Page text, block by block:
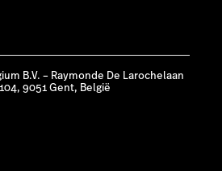
B.V. – Raymonde De Larochelaan
9051 Gent, België